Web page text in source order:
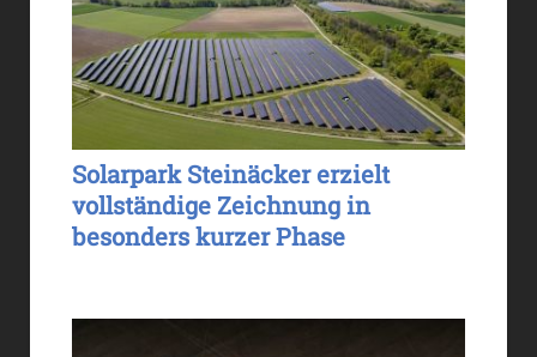
Solarpark Steinäcker erzielt
vollständige Zeichnung in
besonders kurzer Phase